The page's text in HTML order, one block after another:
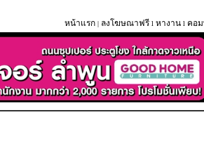
หน้าแรก | ลงโฆษณาฟรี l หางาน l คอม